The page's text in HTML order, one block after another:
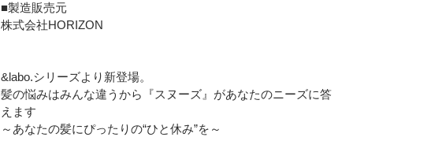
プライバシーポリシーをご確認ください。
■製造販売元
株式会社HORIZON
&labo.シリーズより新登場。
髪の悩みはみんな違うから『スヌーズ』があなたのニーズに答
えます
～あなたの髪にぴったりの“ひと休み”を～